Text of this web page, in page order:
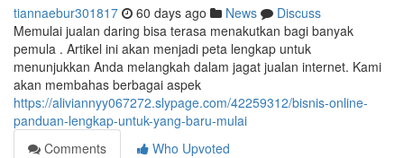
tiannaebur301817 60 days ago News
Discuss
Memulai jualan daring bisa terasa menakutkan bagi banyak
pemula . Artikel ini akan menjadi peta lengkap untuk
menunjukkan Anda melangkah dalam jagat jualan internet. Kami
akan membahas berbagai aspek
https://aliviannyy067272.slypage.com/42259312/bisnis-online-
panduan-lengkap-untuk-yang-baru-mulai
Comments
Who Upvoted